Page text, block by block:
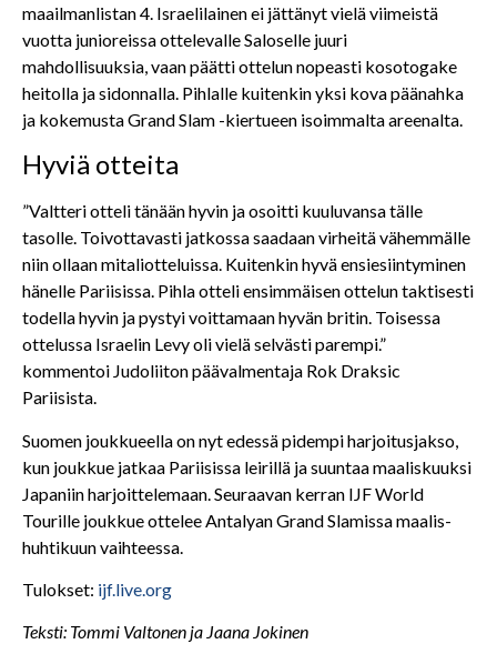
maailmanlistan 4. Israelilainen ei jättänyt vielä viimeistä
vuotta junioreissa ottelevalle Saloselle juuri
mahdollisuuksia, vaan päätti ottelun nopeasti kosotogake
heitolla ja sidonnalla. Pihlalle kuitenkin yksi kova päänahka
ja kokemusta Grand Slam -kiertueen isoimmalta areenalta.
Hyviä otteita
”Valtteri otteli tänään hyvin ja osoitti kuuluvansa tälle
tasolle. Toivottavasti jatkossa saadaan virheitä vähemmälle
niin ollaan mitaliotteluissa. Kuitenkin hyvä ensiesiintyminen
hänelle Pariisissa. Pihla otteli ensimmäisen ottelun taktisesti
todella hyvin ja pystyi voittamaan hyvän britin. Toisessa
ottelussa Israelin Levy oli vielä selvästi parempi.”
kommentoi Judoliiton päävalmentaja Rok Draksic
Pariisista.
Suomen joukkueella on nyt edessä pidempi harjoitusjakso,
kun joukkue jatkaa Pariisissa leirillä ja suuntaa maaliskuuksi
Japaniin harjoittelemaan. Seuraavan kerran IJF World
Tourille joukkue ottelee Antalyan Grand Slamissa maalis-
huhtikuun vaihteessa.
Tulokset: ijf.live.org
Teksti: Tommi Valtonen ja Jaana Jokinen